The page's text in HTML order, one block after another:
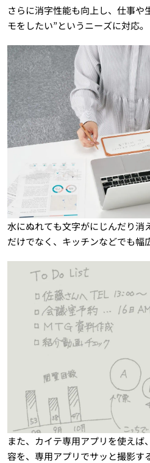
さらに消字性能も向上し、仕事や
モをしたい”というニーズに対応。
水にぬれても文字がにじんだり消
だけでなく、キッチンなどでも幅
また、カイテ専用アプリを使えば
容を、専用アプリでサッと撮影す